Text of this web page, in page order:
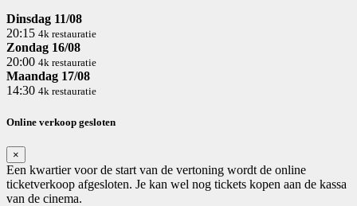
Dinsdag 11/08
20:15 4k restauratie
Zondag 16/08
20:00 4k restauratie
Maandag 17/08
14:30 4k restauratie
Online verkoop gesloten
×
Een kwartier voor de start van de vertoning wordt de online
ticketverkoop afgesloten. Je kan wel nog tickets kopen aan de kassa
van de cinema.